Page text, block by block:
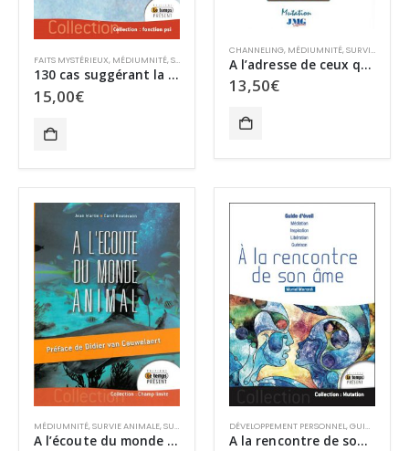
FAITS MYSTÉRIEUX, MÉDIUMNITÉ,SURVIE ANIMALE SURVIE ET PARANORMAL
130 cas suggérant la médiumnité animale
15,00€
CHANNELING, MÉDIUMNITÉ,SURVIE ET PARANORMAL
A l’adresse de ceux qui cherchent
13,50€
MÉDIUMNITÉ,SURVIE ANIMALE,SURVIE ET PARANORMAL ,TCI
A l’écoute du monde animal
DÉVELOPPEMENT PERSONNEL,GUIDES OU VRAIES PRATIQUES
A la rencontre de son âme